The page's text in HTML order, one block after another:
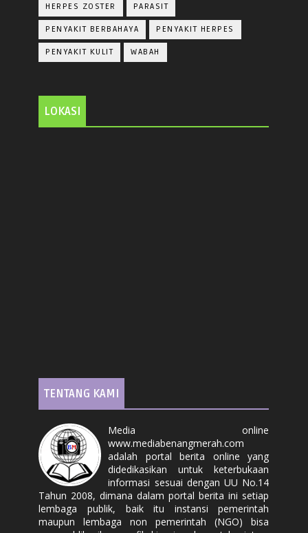
HERPES ZOSTER PARASIT
PENYAKIT BERBAHAYA PENYAKIT HERPES
PENYAKIT KULIT WABAH
LOKASI
TENTANG KAMI
Media online
www.mediabenangmerah.com
adalah portal berita online yang
didedikasikan untuk keterbukaan
informasi sesuai dengan UU No.14
Tahun 2008, dimana dalam portal berita ini setiap
lembaga publik, baik itu instansi pemerintah
maupun lembaga non pemerintah (NGO) bisa